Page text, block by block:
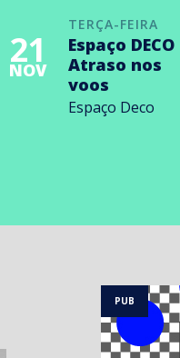
TERÇA-FEIRA
21
NOV
Espaço DECO
Atraso nos
voos
Espaço Deco